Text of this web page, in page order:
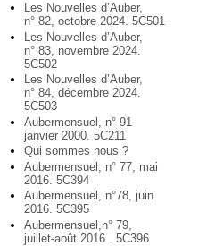
Les Nouvelles d’Auber,
n° 82, octobre 2024. 5C501
Les Nouvelles d’Auber,
n° 83, novembre 2024.
5C502
Les Nouvelles d’Auber,
n° 84, décembre 2024.
5C503
Aubermensuel, n° 91
janvier 2000. 5C211
Qui sommes nous ?
Aubermensuel, n° 77, mai
2016. 5C394
Aubermensuel, n°78, juin
2016. 5C395
Aubermensuel,n° 79,
juillet-août 2016 . 5C396